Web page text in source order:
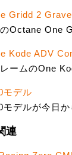
Gridd 2
Octane One
Kode ADV
ームのOne
モデル
デルが今日
連